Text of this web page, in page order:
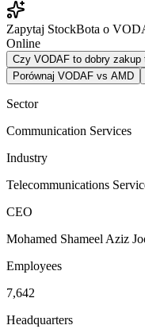
Zapytaj StockBota o
Online
Czy VODAF to dobry zakup
Porównaj VODAF vs AMD
Sector
Communication Services
Industry
Telecommunications
CEO
Mohamed Shameel Aziz
Employees
7,642
Headquarters